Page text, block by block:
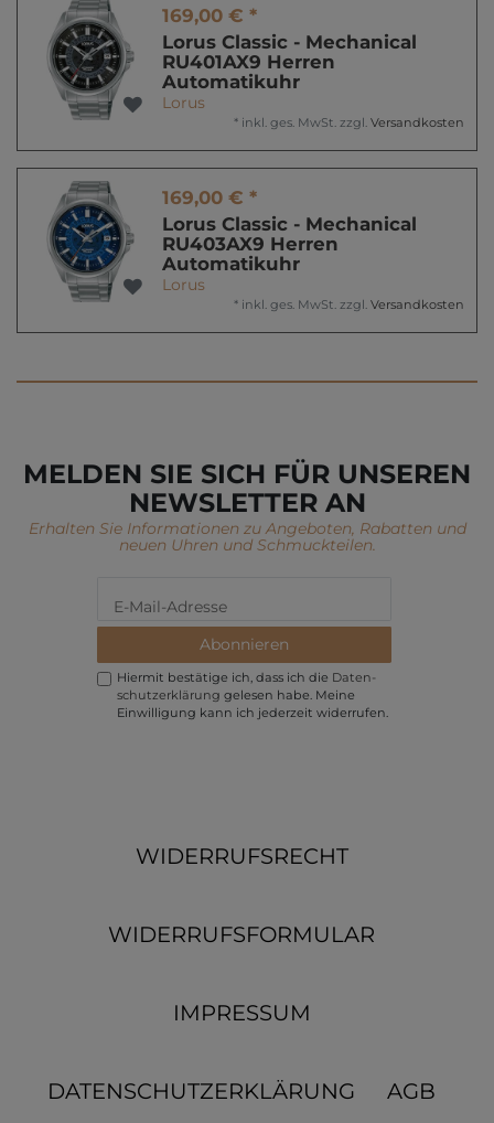
169,00 € *
Lorus Classic - Mechanical
RU401AX9 Herren
Automatikuhr
Lorus
* inkl. ges. MwSt. zzgl. Versandkosten
169,00 € *
Lorus Classic - Mechanical
RU403AX9 Herren
Automatikuhr
Lorus
* inkl. ges. MwSt. zzgl. Versandkosten
MELDEN SIE SICH FÜR UNSEREN
NEWSLETTER AN
Erhalten Sie Informationen zu Angeboten, Rabatten und
neuen Uhren und Schmuckteilen.
Abonnieren
Hiermit bestätige ich, dass ich die Daten­
schutz­erklärung gelesen habe. Meine
Einwilligung kann ich jederzeit widerrufen.
WIDERRUFSRECHT
WIDERRUFSFORMULAR
IMPRESSUM
DATENSCHUTZERKLÄRUNG AGB